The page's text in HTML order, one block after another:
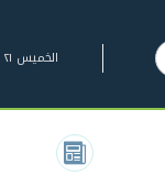
الخميس ٢١ / صفر / ١٤٤٨